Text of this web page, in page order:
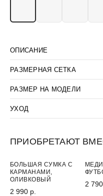
ОПИСАНИЕ
РАЗМЕРНАЯ СЕТКА
РАЗМЕР НА МОДЕЛИ
УХОД
ПРИОБРЕТАЮТ
БОЛЬШАЯ СУМКА С
КАРМАНАМИ,
ОЛИВКОВЫЙ
2 990 р.
2
ПОКУПАТЕЛЯМ
КОРПОРАТИВНЫМ КЛИЕНТАМ
SUPPORT@LANCETUNIFORM.RU